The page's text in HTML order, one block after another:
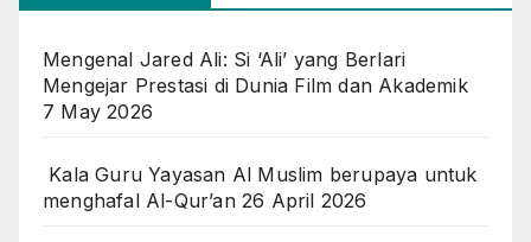
Mengenal Jared Ali: Si ‘Ali’ yang Berlari
Mengejar Prestasi di Dunia Film dan Akademik
7 May 2026
Kala Guru Yayasan Al Muslim berupaya untuk
menghafal Al-Qur’an 26 April 2026